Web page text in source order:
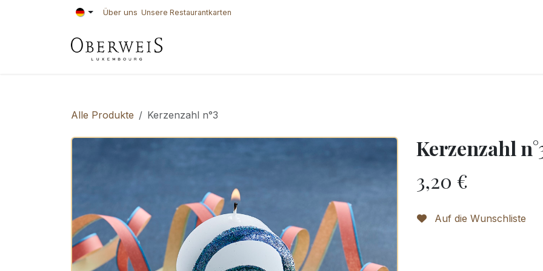
Zum Inhalt springen Über uns Unsere Restaurantkarten
Alle Produkte Kerzenzahl n°3
Kerzenzahl
3,20 €
Auf die Wunschliste